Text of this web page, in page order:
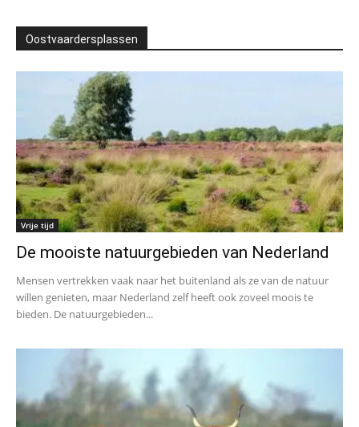
Oostvaardersplassen
Vrije tijd
De mooiste natuurgebieden van Nederland
Mensen vertrekken vaak naar het buitenland als ze van de natuur
willen genieten, maar Nederland zelf heeft ook zoveel moois te
bieden. De natuurgebieden...